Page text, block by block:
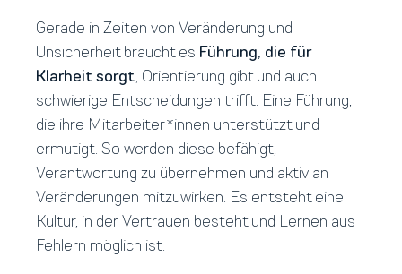
Gerade in Zeiten von Veränderung und
Unsicherheit braucht es Führung, die für
Klarheit sorgt, Orientierung gibt und auch
schwierige Entscheidungen trifft. Eine Führung,
die ihre Mitarbeiter*innen unterstützt und
ermutigt. So werden diese befähigt,
Verantwortung zu übernehmen und aktiv an
Veränderungen mitzuwirken. Es entsteht eine
Kultur, in der Vertrauen besteht und Lernen aus
Fehlern möglich ist.